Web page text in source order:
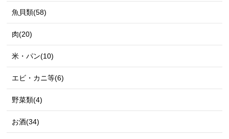
魚貝類(58)
肉(20)
米・パン(10)
エビ・カニ等(6)
野菜類(4)
お酒(34)